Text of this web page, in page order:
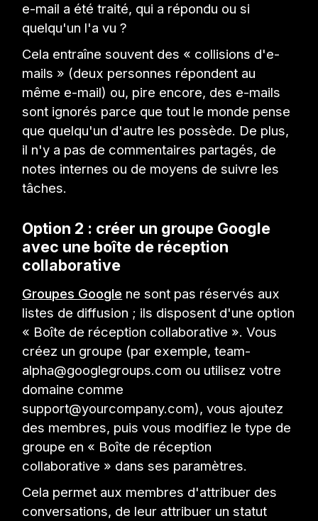
e-mail a été traité, qui a répondu ou si
quelqu'un l'a vu ?
Cela entraîne souvent des « collisions d'e-
mails » (deux personnes répondent au
même e-mail) ou, pire encore, des e-mails
sont ignorés parce que tout le monde pense
que quelqu'un d'autre les possède. De plus,
il n'y a pas de commentaires partagés, de
notes internes ou de moyens de suivre les
tâches.
Option 2 : créer un groupe Google
avec une boîte de réception
collaborative
Groupes Google ne sont pas réservés aux
listes de diffusion ; ils disposent d'une option
« Boîte de réception collaborative ». Vous
créez un groupe (par exemple, team-
alpha@googlegroups.com ou utilisez votre
domaine comme
support@yourcompany.com), vous ajoutez
des membres, puis vous modifiez le type de
groupe en « Boîte de réception
collaborative » dans ses paramètres.
Cela permet aux membres d'attribuer des
conversations, de leur attribuer un statut